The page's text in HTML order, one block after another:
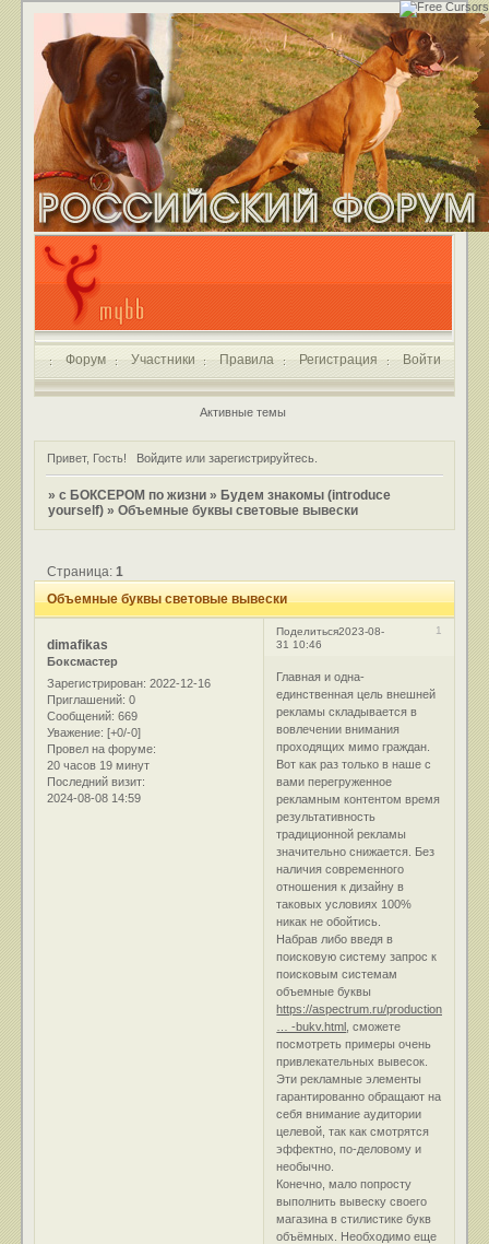
Форум Участники Правила Регистрация Войти
Активные темы
Привет, Гость! Войдитеили зарегистрируйтесь.
»с БОКСЕРОМ по жизни » Будем знакомы (introduce
yourself) »Объемные буквы световые вывески
Объемные буквы световые вывески
Страница:1
Поделиться 1
2023-08-
31 10:46
dimafikas
Боксмастер
Зарегистрирован: 2022-12-16
Приглашений: 0
Сообщений: 669
Уважение: [+0/-0]
Провел на форуме:
20 часов 19 минут
Последний визит:
2024-08-08 14:59
Главная и одна-
единственная цель внешней
рекламы складывается в
вовлечении внимания
проходящих мимо граждан.
Вот как раз только в наше с
вами перегруженное
рекламным контентом время
результативность
традиционной рекламы
значительно снижается. Без
наличия современного
отношения к дизайну в
таковых условиях 100%
никак не обойтись.
Набрав либо введя в
поисковую систему запрос к
поисковым системам
объемные буквы
https://aspectrum.ru/production/vyivesk
… -bukv.html , сможете
посмотреть примеры очень
привлекательных вывесок.
Эти рекламные элементы
гарантированно обращают на
себя внимание аудитории
целевой, так как смотрятся
эффектно, по-деловому и
необычно.
Конечно, мало попросту
выполнить вывеску своего
магазина в стилистике букв
объёмных. Необходимо еще